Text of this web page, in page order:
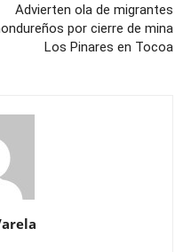
Advierten ola de migrantes
por cierre de mina
Los Pinares en Tocoa